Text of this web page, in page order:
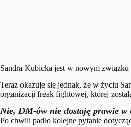
Sandra Kubicka jest w nowym związku
Teraz okazuje się jednak, że w życiu
organizacji freak fightowej, której
Nie, DM-ów nie dostaję prawie
Po chwili padło kolejne pytanie